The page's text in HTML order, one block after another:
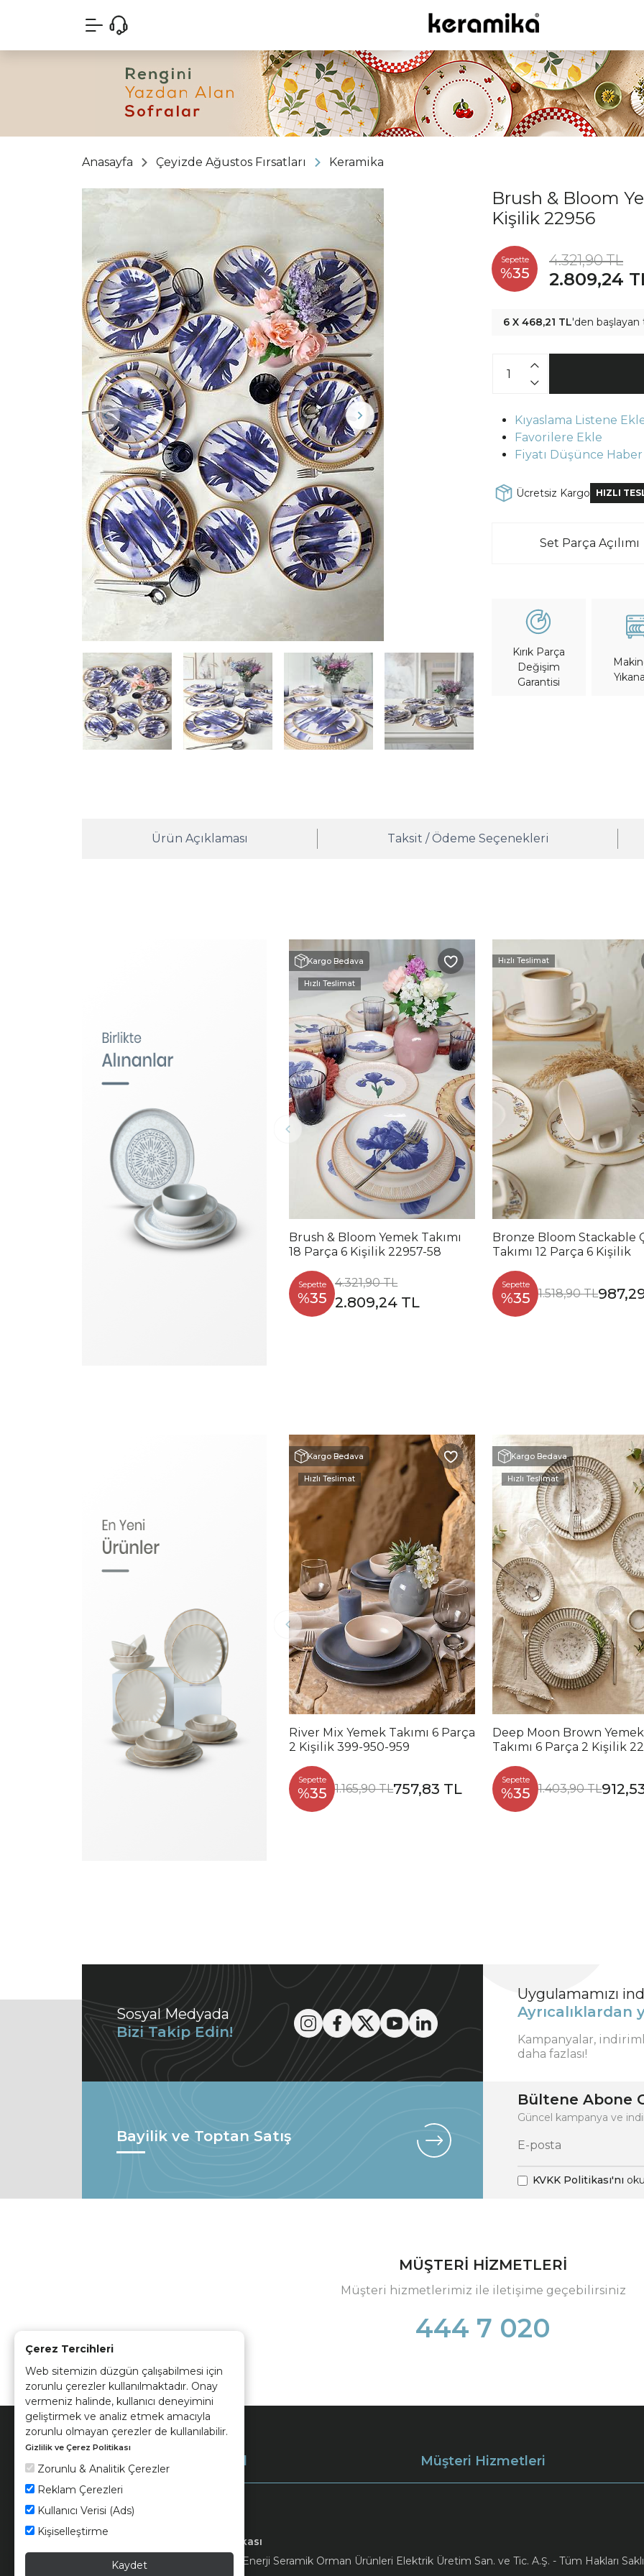
Çerez Tercihleri
Web sitemizin düzgün çalışabilmesi için
zorunlu çerezler kullanılmaktadır. Onay
vermeniz halinde, kullanıcı deneyimini
geliştirmek ve analiz etmek amacıyla
zorunlu olmayan çerezler de kullanılabilir.
Gizlilik ve Çerez Politikası
Zorunlu & Analitik Çerezler
Reklam Çerezleri
Kullanıcı Verisi (Ads)
Kişiselleştirme
Kaydet
Anasayfa Çeyizde Ağustos Fırsatları Keramika
Brush & Bloom
Kişilik 22956
Sepette
%35
4.321,90 TL
2.809,24
6 X 468,21 TL'den
Kıyaslama Listene
Favorilere Ekle
Fiyatı Düşünce Haber
Ücretsiz Kargo HIZLI
Set Parça Açılımı
Kırık Parça
Değişim
Garantisi
Ürün Açıklaması Taksit / Ödeme Seçenekleri
Kargo Bedava
Hızlı Teslimat
Brush & Bloom Yemek Takımı
18 Parça 6 Kişilik 22957-58
Sepette
%35
4.321,90 TL
2.809,24 TL
Hızlı Teslimat
Bronze Bloom Stackable Çay
Takımı 12 Parça 6 Kişilik
Sepette
%35 1.518,90 TL
Kargo Bedava
Hızlı Teslimat
River Mix Yemek Takımı 6 Parça
2 Kişilik 399-950-959
Sepette
%35 1.165,90 TL757,83 TL
Kargo Bedava
Hızlı Teslimat
Deep Moon Brown Yemek
Takımı 6 Parça 2 Kişilik
Sepette
%35 1.403,90 TL
Sosyal Medyada
Bizi Takip Edin!
Uygulamamızı
Ayrıcalıklardan
Kampanyalar,
daha fazlası!
Bayilik ve Toptan Satış
Bültene Abone
Güncel kampanya ve
KVKK Politikası'nı
MÜŞTERİ HİZMETLERİ
Müşteri hizmetlerimiz ile iletişime geçebilirsiniz
444 7 020
Kurumsal Müşteri Hizmetleri
Kvkk ve Çerez Politikası
© 2026 Ünsa Madencilik Turizm Enerji Seramik Orman Ürünleri Elektrik Üretim San. ve Tic. A.Ş. - Tüm Hakları